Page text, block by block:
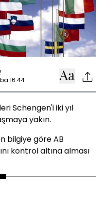
16:44
Schengen'i iki yıl
yakın.
bilgiye göre AB
kontrol altına alması